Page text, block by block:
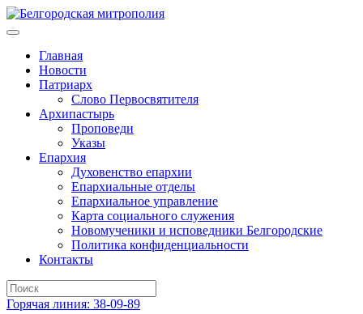
Главная
Новости
Патриарх
Слово Первосвятителя
Архипастырь
Проповеди
Указы
Епархия
Духовенство епархии
Епархиальные отделы
Епархиальное управление
Карта социального служения
Новомученики и исповедники Белгородские
Политика конфиденциальности
Контакты
Горячая линия: 38-09-89